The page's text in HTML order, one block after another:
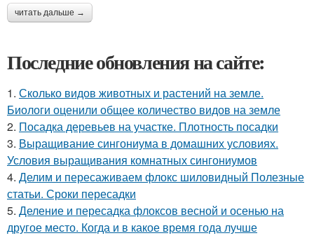
читать дальше →
Последние обновления на сайте:
1. Сколько видов животных и растений на земле.
Биологи оценили общее количество видов на земле
2. Посадка деревьев на участке. Плотность посадки
3. Выращивание сингониума в домашних условиях.
Условия выращивания комнатных сингониумов
4. Делим и пересаживаем флокс шиловидный Полезные
статьи. Сроки пересадки
5. Деление и пересадка флоксов весной и осенью на
другое место. Когда и в какое время года лучше